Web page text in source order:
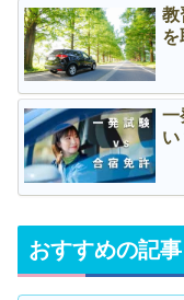
教
を
一
い
おすすめの記事